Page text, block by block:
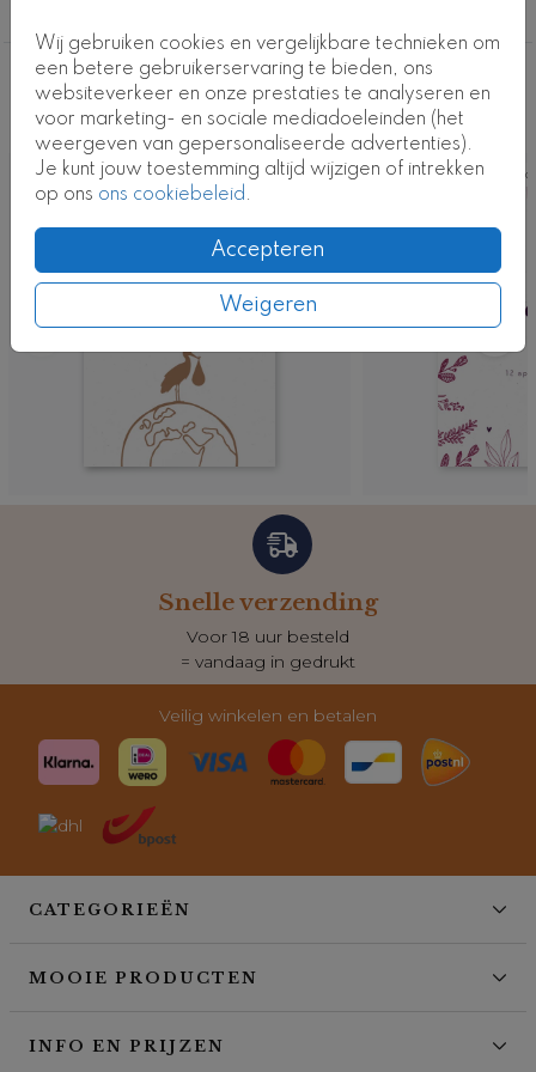
Wij gebruiken cookies en vergelijkbare technieken om
een betere gebruikerservaring te bieden, ons
websiteverkeer en onze prestaties te analyseren en
voor marketing- en sociale mediadoeleinden (het
weergeven van gepersonaliseerde advertenties).
Je kunt jouw toestemming altijd wijzigen of intrekken
op ons ons cookiebeleid.
Accepteren
Weigeren
Deze ontwerpen vind je misschien ook
leuk
Kaart
Snelle verzending
Voor 18 uur besteld
= vandaag in gedrukt
Veilig winkelen en betalen
CATEGORIEËN
MOOIE PRODUCTEN
INFO EN PRIJZEN